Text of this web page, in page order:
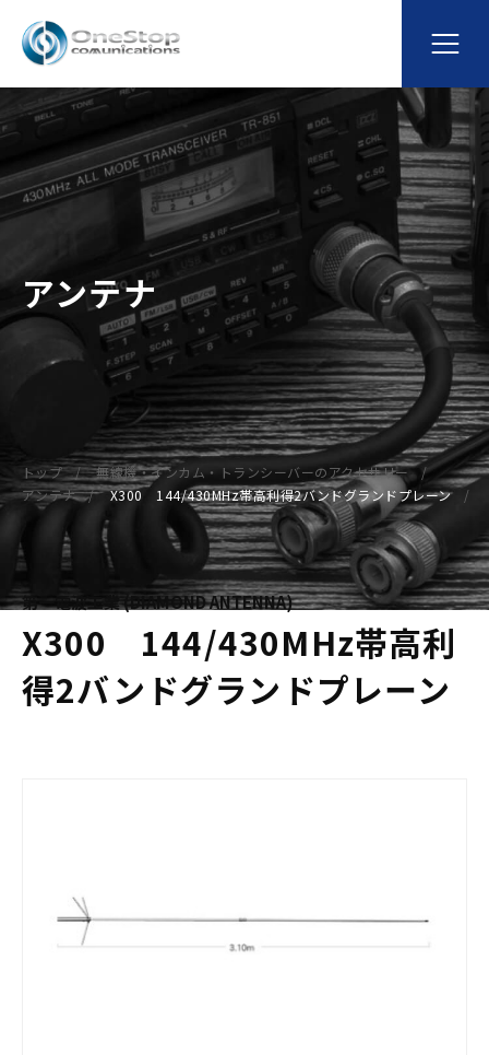
アンテナ
トップ
無線機・インカム・トランシーバーのアクセサリー
アンテナ
X300 144/430MHz帯高利得2バンドグランドプレーン
第一電波工業 (DIAMOND ANTENNA)
X300 144/430MHz帯高利
得2バンドグランドプレーン